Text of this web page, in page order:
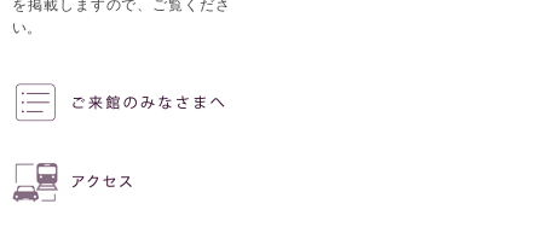
を掲載しますので、ご覧くださ
い。